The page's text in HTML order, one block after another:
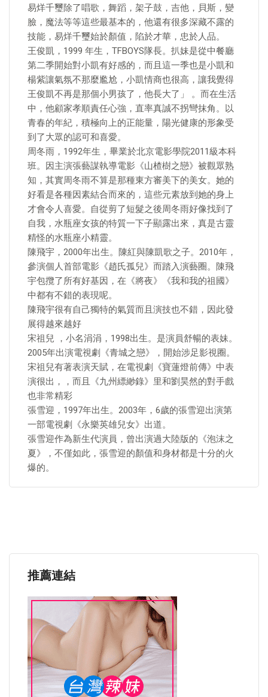
易烊千璽除了唱歌，舞蹈，架子鼓，吉他，貝斯，變
臉，魔法等等這些最基本的，他還有很多深藏不露的
技能，易烊千璽始於顏值，陷於才華，忠於人品。
王俊凱，1999 年生，TFBOYS隊長。扒妹是從中餐廳
第二季開始對小凱有好感的，而且這一季也是小凱和
楊紫讓氣氛不那麼尷尬，小凱情商也很高，讓我覺得
王俊凱不再是那個小男孩了，他長大了」 。而在生活
中，他顧家孝順責任心強，直率真誠不拐彎抹角。以
青春的年紀，積極向上的正能量，陽光健康的形象受
到了大眾的認可和喜愛。
周冬雨，1992年生，畢業於北京電影學院2011級本科
班。因主演張藝謀執導電影《山楂樹之戀》被觀眾熟
知，其實周冬雨不算是那種東方審美下的美女。她的
好看是各種因素結合而來的，這些元素放到她的身上
才會令人喜愛。自從剪了短髮之後周冬雨好像找到了
自我，水瓶座女孩的特質一下子顯露出來，真是古靈
精怪的水瓶座小精靈。
陳飛宇，2000年出生。陳紅與陳凱歌之子。2010年，
參演個人首部電影《趙氏孤兒》而踏入演藝圈。陳飛
宇包攬了所有好基因，在《將夜》《我和我的祖國》
中都有不錯的表現呢。
陳飛宇很有自己獨特的氣質而且演技也不錯，因此發
展得越來越好
宋祖兒 ，小名涓涓，1998出生。是演員舒暢的表妹。
2005年出演電視劇《青城之戀》，開始涉足影視圈。
宋祖兒有著表演天賦，在電視劇《寶蓮燈前傳》中表
演很出，，而且《九州縹緲錄》里和劉昊然的對手戲
也非常精彩
張雪迎，1997年出生。2003年，6歲的張雪迎出演第
一部電視劇《永樂英雄兒女》出道。
張雪迎作為新生代演員，曾出演過大陸版的《泡沫之
夏》，不僅如此，張雪迎的顏值和身材都是十分的火
爆的。
推薦連結